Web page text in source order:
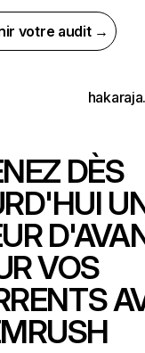
votre audit →
DÈS
VOS